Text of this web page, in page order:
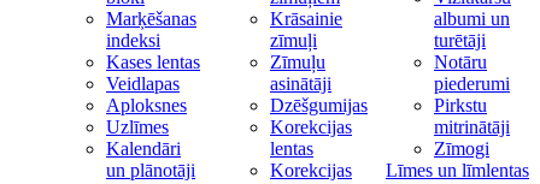
Marķēšanas
indeksi
Kases lentas
Veidlapas
Aploksnes
Uzlīmes
Kalendāri
un plānotāji
Krāsainie
zīmuļi
Zīmuļu
asinātāji
Dzēšgumijas
Korekcijas
lentas
Korekcijas
albumi un
turētāji
Notāru
piederumi
Pirkstu
mitrinātāji
Zīmogi
Līmes un līmlentas